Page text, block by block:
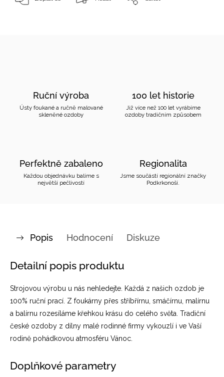
Ruční výroba
Ústy foukané a ručně malované
skleněné ozdoby
100 let historie
Již více než 100 let vyrábíme
ozdoby tradičním způsobem
Perfektně zabaleno
Každou objednávku balíme s
největší pečlivostí
Regionalita
Jsme součástí regionální značky
Podkrkonoší.
Popis Hodnocení Diskuze
Detailní popis produktu
Strojovou výrobu u nás nehledejte. Každá z našich ozdob je
100% ruční prací. Z foukárny přes stříbřírnu, smáčírnu, malírnu
a balírnu rozesíláme křehkou krásu do celého světa. Tradiční
české ozdoby z dílny malé rodinné firmy vykouzlí i ve Vaší
rodině pohádkovou atmosféru Vánoc.
Doplňkové parametry